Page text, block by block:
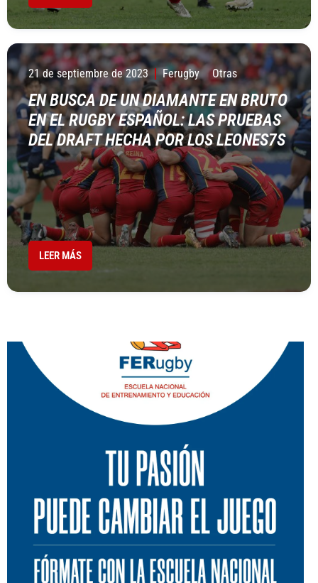
21 de septiembre de 2023 Ferugby Otras
EN BUSCA DE UN DIAMANTE EN BRUTO
EN EL RUGBY ESPAÑOL: LAS PRUEBAS
DEL DRAFT HECHA POR LOS LEONES7S
LEER MÁS